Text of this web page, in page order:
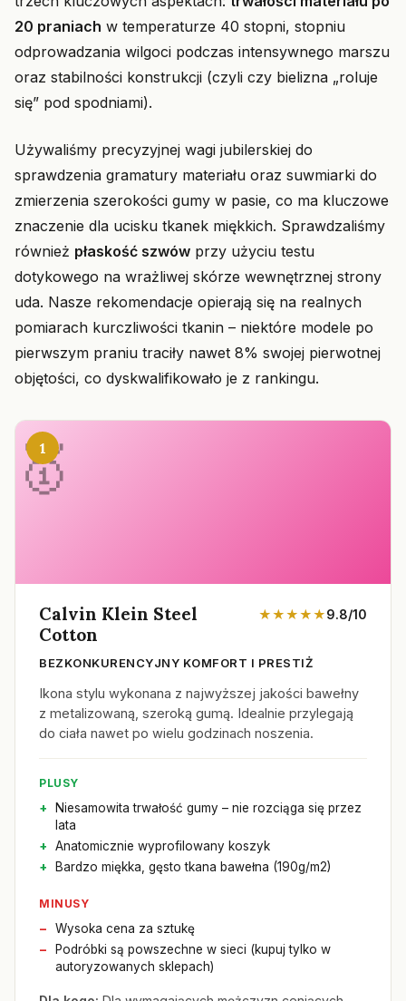
20 praniach w temperaturze 40 stopni, stopniu
odprowadzania wilgoci podczas intensywnego marszu
oraz stabilności konstrukcji (czyli czy bielizna „roluje
się” pod spodniami).
Używaliśmy precyzyjnej wagi jubilerskiej do
sprawdzenia gramatury materiału oraz suwmiarki do
zmierzenia szerokości gumy w pasie, co ma kluczowe
znaczenie dla ucisku tkanek miękkich. Sprawdzaliśmy
również płaskość szwów przy użyciu testu
dotykowego na wrażliwej skórze wewnętrznej strony
uda. Nasze rekomendacje opierają się na realnych
pomiarach kurczliwości tkanin – niektóre modele po
pierwszym praniu traciły nawet 8% swojej pierwotnej
objętości, co dyskwalifikowało je z rankingu.
1
Calvin Klein Steel
Cotton
★★★★★9.8/10
BEZKONKURENCYJNY KOMFORT I PRESTIŻ
Ikona stylu wykonana z najwyższej jakości bawełny
z metalizowaną, szeroką gumą. Idealnie przylegają
do ciała nawet po wielu godzinach noszenia.
PLUSY
Niesamowita trwałość gumy – nie rozciąga się przez
lata
Anatomicznie wyprofilowany koszyk
Bardzo miękka, gęsto tkana bawełna (190g/m2)
MINUSY
Wysoka cena za sztukę
Podróbki są powszechne w sieci (kupuj tylko w
autoryzowanych sklepach)